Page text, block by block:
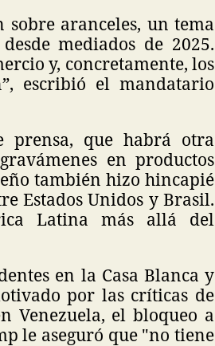
sobre aranceles, un tema
mediados de 2025.
y, concretamente, los
escribió el mandatario
prensa, que habrá otra
en productos
también hizo hincapié
Estados Unidos y Brasil.
Latina más allá del
en la Casa Blanca y
por las críticas de
Venezuela, el bloqueo a
le aseguró que "no tiene